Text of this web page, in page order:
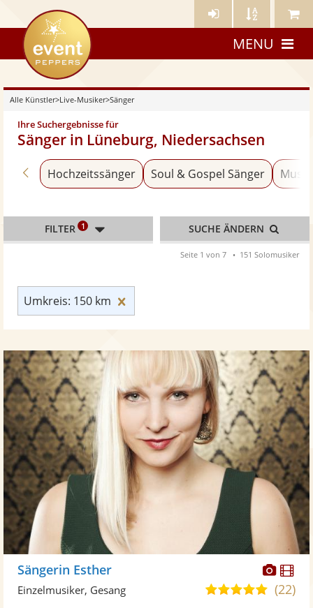
Künstler- Künstler Meine
eventpeppers
MENU
Alle Künstler>Live-Musiker>Sänger
Ihre Suchergebnisse für
Sänger in Lüneburg, Niedersachsen
Zurück zu «Live-Musiker»
Hochzeitssänger Soul & Gospel Sänger
Umkreis: 150 km
FILTER 1 SUCHE ÄNDERN
Seite 1 von 7 151 Solomusiker
Sängerin Esther
5,0(22)
Einzelmusiker, Gesang